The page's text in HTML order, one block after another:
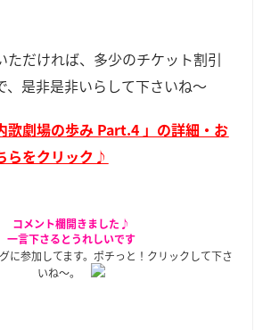
ただければ、多少のチケット割引
、是非是非いらして下さいね～
歌劇場の歩み Part.4 」の詳細・お
らをクリック♪
コメント欄開きました♪
一言下さるとうれしいです
に参加してます。ポチっと！クリックして下さ
いね～。